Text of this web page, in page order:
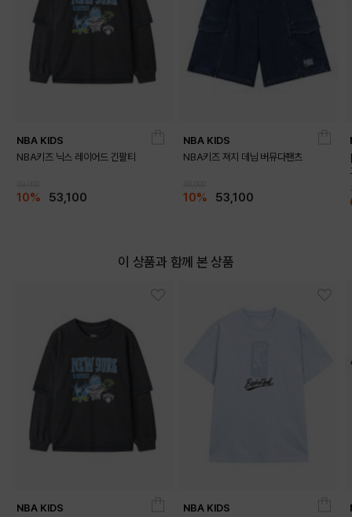
NBA KIDS
NBA키즈 닉스 레이어드 긴팔티
10% 53,100
NBA KIDS
NBA키즈 져지 데님 버뮤다팬츠
10% 53,100
이 상품과 함께 본 상품
NBA KIDS
NBA KIDS